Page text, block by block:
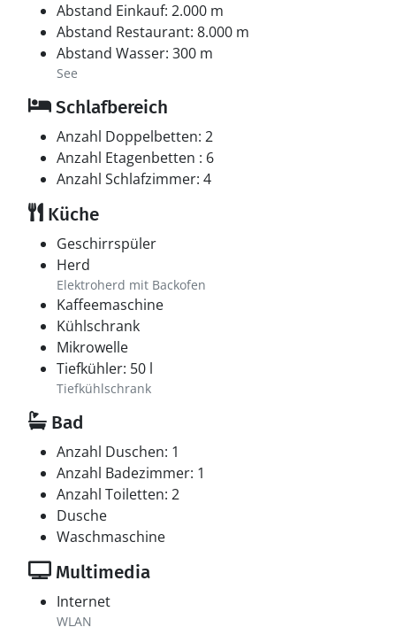
Abstand Einkauf: 2.000 m
Abstand Restaurant: 8.000 m
Abstand Wasser: 300 m
See
Schlafbereich
Anzahl Doppelbetten: 2
Anzahl Etagenbetten : 6
Anzahl Schlafzimmer: 4
Küche
Geschirrspüler
Herd
Elektroherd mit Backofen
Kaffeemaschine
Kühlschrank
Mikrowelle
Tiefkühler: 50 l
Tiefkühlschrank
Bad
Anzahl Duschen: 1
Anzahl Badezimmer: 1
Anzahl Toiletten: 2
Dusche
Waschmaschine
Multimedia
Internet
WLAN